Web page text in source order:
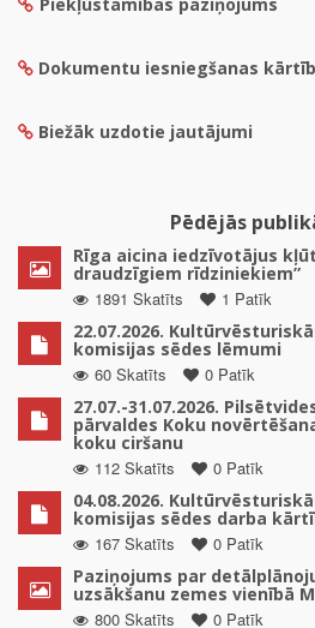
Dokumentu iesniegšanas
Biežāk uzdotie jautājumi
Pēdējās
Rīga aicina iedzīvotājus
draudzīgiem rīdziniekiem”
1891 Skatīts
1 Patīk
22.07.2026.
komisijas sēdes lēmumi
60 Skatīts
0 Patīk
27.07.-31.07.2026.
pārvaldes Koku
koku ciršanu
112 Skatīts
0 Patīk
04.08.2026.
komisijas sēdes darba
167 Skatīts
0 Patīk
Paziņojums par
uzsākšanu zemes vienībā
800 Skatīts
0 Patīk